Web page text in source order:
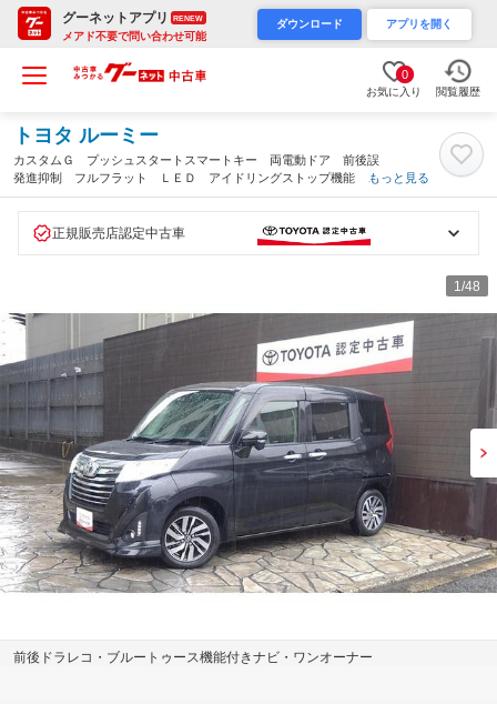
グーネットアプリ RENEW
メアド不要で問い合わせ可能
ダウンロード アプリを開く
0
お気に入り 閲覧履歴
トヨタ ルーミー
カスタムＧ プッシュスタートスマートキー 両電動ドア 前後誤
発進抑制 フルフラット ＬＥＤ アイドリングストップ機能 Ｂ
カメラ 横滑防止 イモビ クルーズコントロール ドラレコ付
もっと見る
正規販売店認定中古車
1 /48
前後ドラレコ・ブルートゥース機能付きナビ・ワンオーナー